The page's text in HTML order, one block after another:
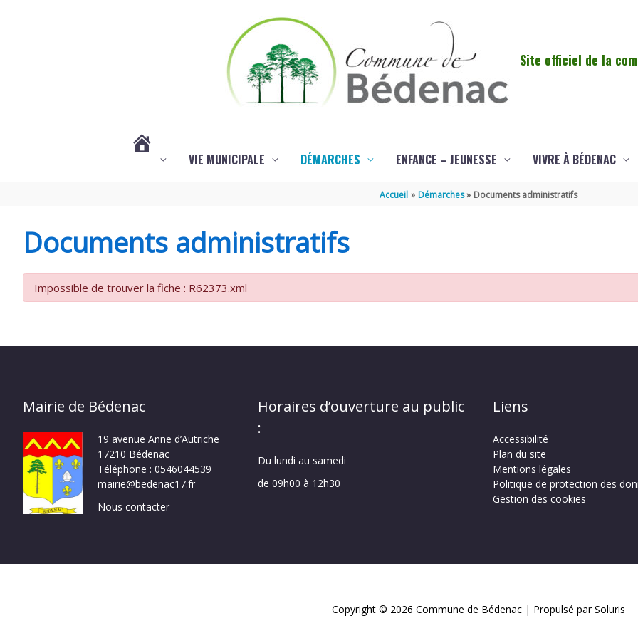
Site officiel de la
DE
VIE MUNICIPALE DÉMARCHES ENFANCE – JEUNESSE VIVRE À BÉDENAC
Accueil Démarches Documents administratifs
Documents administratifs
Impossible de trouver la fiche : R62373.xml
Mairie de Bédenac
19 avenue Anne d’Autriche
17210 Bédenac
Téléphone : 0546044539
mairie@bedenac17.fr
Nous contacter
Horaires d’ouverture au public
:
Du lundi au samedi
de 09h00 à 12h30
Liens
Accessibilité
Plan du site
Mentions légales
Politique de protection des
Gestion des cookies
Copyright © 2026 Commune de Bédenac | Propulsé par Soluris